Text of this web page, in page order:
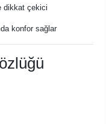
dikkat çekici
konfor sağlar